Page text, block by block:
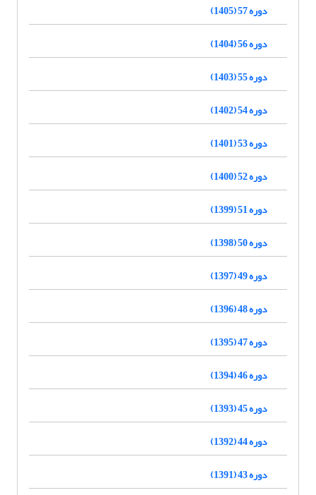
دوره 57 (1405)
دوره 56 (1404)
دوره 55 (1403)
دوره 54 (1402)
دوره 53 (1401)
دوره 52 (1400)
دوره 51 (1399)
دوره 50 (1398)
دوره 49 (1397)
دوره 48 (1396)
دوره 47 (1395)
دوره 46 (1394)
دوره 45 (1393)
دوره 44 (1392)
دوره 43 (1391)